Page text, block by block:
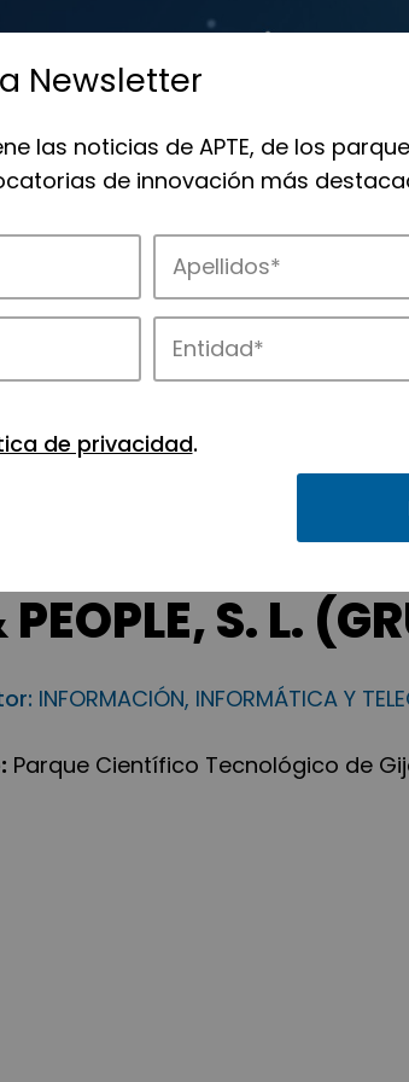
en los parques de APTE.
PEOPLE, S. L.
INFORMACIÓN, INFORMÁTICA Y
Parque Científico Tecnológico de
Newsletter
las noticias de APTE, de los
de innovación más
de privacidad.